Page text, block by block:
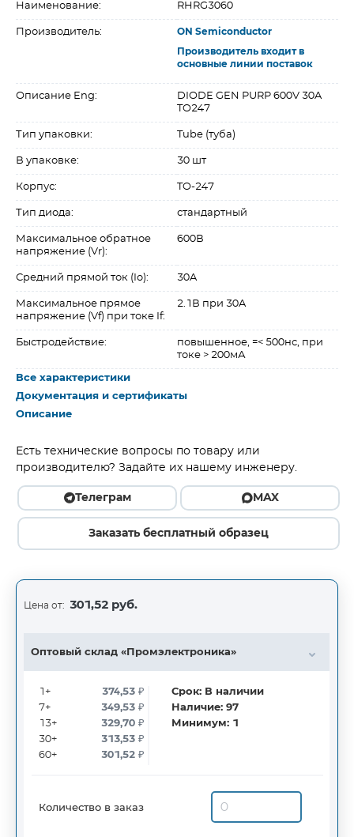
Наименование: RHRG3060
Производитель: ON Semiconductor
Производитель входит в
основные линии поставок
Описание Eng:
DIODE GEN PURP 600V 30A
TO247
Тип упаковки: Tube (туба)
В упаковке: 30 шт
Корпус: TO-247
Тип диода: стандартный
Максимальное обратное
напряжение (Vr):
600В
Средний прямой ток (Io): 30A
Максимальное прямое
напряжение (Vf) при токе If:
2.1В при 30A
Быстродействие:
повышенное, =< 500нс, при
токе > 200мА
Все характеристики
Документация и сертификаты
Описание
Есть технические вопросы по товару или
производителю? Задайте их нашему инженеру.
Телеграм MAX
Заказать бесплатный образец
Цена от: 301,52 руб.
Оптовый склад «Промэлектроника»
1+
7+
13+
30+
60+
374,53₽
349,53₽
329,70₽
313,53₽
301,52₽
Срок: В наличии
Наличие:97
Минимум: 1
Количество в заказ